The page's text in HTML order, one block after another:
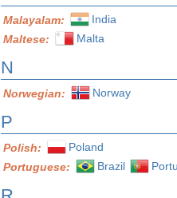
Malayalam:
India
Maltese:
Malta
N
Norwegian: Norway
P
Polish:
Poland
Portuguese:
Brazil